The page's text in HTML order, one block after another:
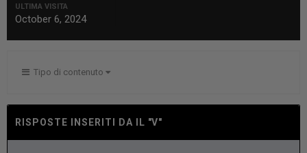
ULTIMA VISITA
October 6, 2024
Tipo di contenuto
RISPOSTE INSERITI DA IL "V"